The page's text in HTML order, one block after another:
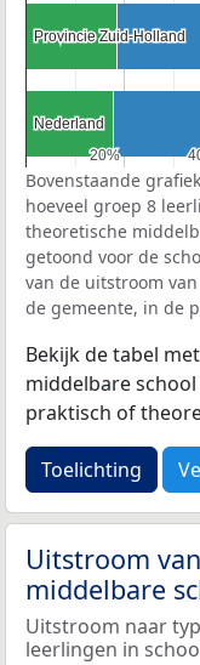
20%
20%
Provincie Zuid-Holland
Provincie Zuid-Holland
Nederland
Nederland
Bovenstaande
hoeveel groep 8
theoretische
getoond voor de
van de uitstroom
de gemeente, in de
Bekijk de tabel
middelbare
praktisch of
Toelichting
Uitstroom
middelbare
Uitstroom naar
leerlingen in